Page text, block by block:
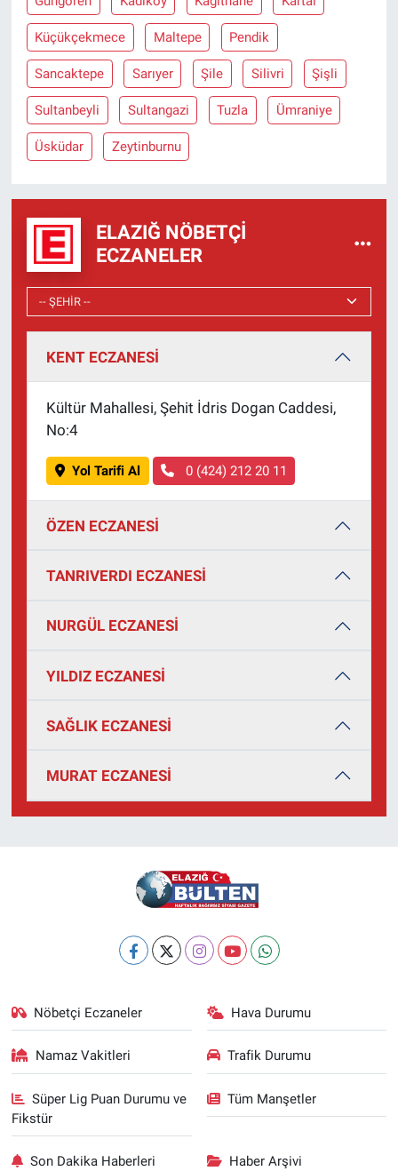
Küçükçekmece Maltepe Pendik
Sancaktepe Sarıyer Şile Silivri Şişli
Sultanbeyli Sultangazi Tuzla Ümraniye
Üsküdar Zeytinburnu
ELAZIĞ NÖBETÇI
ECZANELER
KENT ECZANESİ
Kültür Mahallesi, Şehit İdris Dogan Caddesi,
No:4
Yol Tarifi Al 0 (424) 212 20 11
ÖZEN ECZANESİ
TANRIVERDI ECZANESİ
NURGÜL ECZANESİ
YILDIZ ECZANESİ
SAĞLIK ECZANESİ
MURAT ECZANESİ
Nöbetçi Eczaneler Hava Durumu
Namaz Vakitleri Trafik Durumu
Süper Lig Puan Durumu ve
Fikstür
Tüm Manşetler
Son Dakika Haberleri Haber Arşivi